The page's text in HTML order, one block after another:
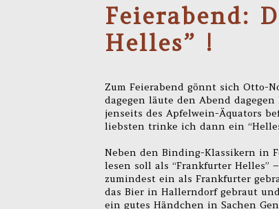
Feierabend:
Helles” !
Zum Feierabend gönnt sich Otto-
dagegen läute den Abend
jenseits des Apfelwein-Äquators
liebsten trinke ich dann ein
Neben den Binding-Klassikern in
lesen soll als “Frankfurter
zumindest ein als Frankfurter
das Bier in Hallerndorf gebraut
ein gutes Händchen in Sachen